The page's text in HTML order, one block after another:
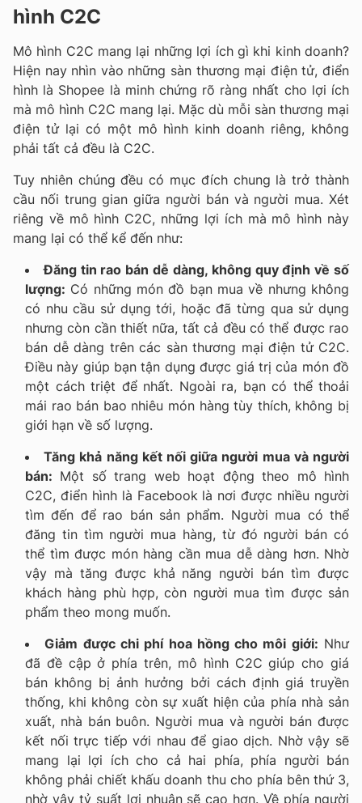
hình C2C
Mô hình C2C mang lại những lợi ích gì khi kinh doanh?
Hiện nay nhìn vào những sàn thương mại điện tử, điển
hình là Shopee là minh chứng rõ ràng nhất cho lợi ích
mà mô hình C2C mang lại. Mặc dù mỗi sàn thương mại
điện tử lại có một mô hình kinh doanh riêng, không
phải tất cả đều là C2C.
Tuy nhiên chúng đều có mục đích chung là trở thành
cầu nối trung gian giữa người bán và người mua. Xét
riêng về mô hình C2C, những lợi ích mà mô hình này
mang lại có thể kể đến như:
Đăng tin rao bán dễ dàng, không quy định về số
lượng: Có những món đồ bạn mua về nhưng không
có nhu cầu sử dụng tới, hoặc đã từng qua sử dụng
nhưng còn cần thiết nữa, tất cả đều có thể được rao
bán dễ dàng trên các sàn thương mại điện tử C2C.
Điều này giúp bạn tận dụng được giá trị của món đồ
một cách triệt để nhất. Ngoài ra, bạn có thể thoải
mái rao bán bao nhiêu món hàng tùy thích, không bị
giới hạn về số lượng.
Tăng khả năng kết nối giữa người mua và người
bán: Một số trang web hoạt động theo mô hình
C2C, điển hình là Facebook là nơi được nhiều người
tìm đến để rao bán sản phẩm. Người mua có thể
đăng tin tìm người mua hàng, từ đó người bán có
thể tìm được món hàng cần mua dễ dàng hơn. Nhờ
vậy mà tăng được khả năng người bán tìm được
khách hàng phù hợp, còn người mua tìm được sản
phẩm theo mong muốn.
Giảm được chi phí hoa hồng cho môi giới: Như
đã đề cập ở phía trên, mô hình C2C giúp cho giá
bán không bị ảnh hưởng bởi cách định giá truyền
thống, khi không còn sự xuất hiện của phía nhà sản
xuất, nhà bán buôn. Người mua và người bán được
kết nối trực tiếp với nhau để giao dịch. Nhờ vậy sẽ
mang lại lợi ích cho cả hai phía, phía người bán
không phải chiết khấu doanh thu cho phía bên thứ 3,
nhờ vậy tỷ suất lợi nhuận sẽ cao hơn. Về phía người